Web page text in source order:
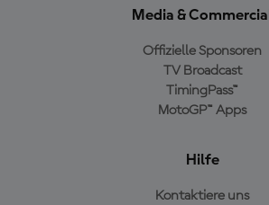
Media &
Offizielle Sponsoren
TV Broadcast
TimingPass™
MotoGP™ Apps
Hilfe
Kontaktiere uns